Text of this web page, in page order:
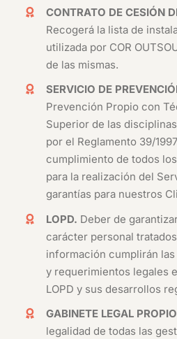
CONTRATO DE CESIÓN
Recogerá la lista de
utilizada por COR
de las mismas.
SERVICIO DE
Prevención Propio con
Superior de las
por el Reglamento 39/
cumplimiento de todos
para la realización del
garantías para nuestros
LOPD. Deber de
carácter personal
información cumplirán
y requerimientos legales
LOPD y sus desarrollos
GABINETE LEGAL
legalidad de todas las